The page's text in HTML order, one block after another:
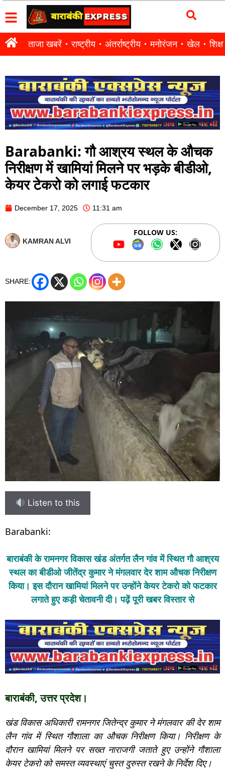
ताजा खबरें राष्ट्रीय अंतर्राष्ट्रीय मनोरंजन खेल शिक्षा
Barabanki: गौ आश्रय स्थल के औचक
निरीक्षण में खामियां मिलने पर भड़के बीडीओ,
केयर टेकरो को लगाई फटकार
December 17, 2025 11:31 am
KAMRAN ALVI
FOLLOW US:
SHARE:
Listen to this
Barabanki:
बाराबंकी के रामनगर विकास खंड अंतर्गत लैन गांव में स्थित गौ आश्रय
स्थल का बीडीओ जीतेंद्र कुमार ने मंगलवार देर शाम औचक निरीक्षण
किया। इस दौरान खामियां मिलने पर उन्होंने केयर टेकरो को फटकार
लगाते हुए कड़ी चेतावनी दी। पढ़ें पूरी खबर विस्तार से
बाराबंकी, उत्तर प्रदेश।
खंड विकास अधिकारी रामनगर जितेन्द्र कुमार ने मंगलवार की देर शाम
लैन गांव में स्थित गौशाला का औचक निरीक्षण किया। निरीक्षण के
दौरान खामियां मिलने पर सख्त नाराजगी जताते हुए उन्होंने गौशाला
केयर टेकरो को समस्त व्यवस्थाएं चुस्त दुरुस्त रखने के निर्देश दिए।